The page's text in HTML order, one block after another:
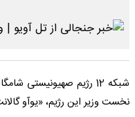
شبکه 12 رژیم صهیونیستی
نخست وزیر این رژیم، «یوآو